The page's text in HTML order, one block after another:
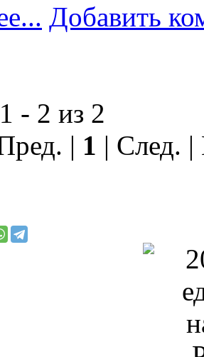
Добавить
- 2 из 2
| 1 | След.